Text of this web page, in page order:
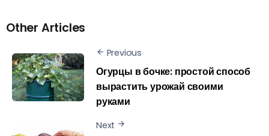
Other Articles
Previous
Огурцы в бочке: простой способ
вырастить урожай своими
руками
Next